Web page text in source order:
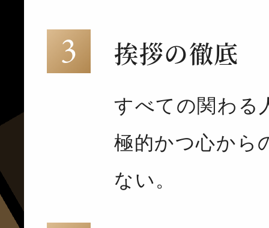
挨拶の徹底
すべての関わる
極的かつ心から
ない。